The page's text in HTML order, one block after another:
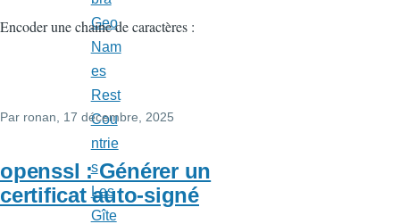
Encoder une chaine de caractères :
Par ronan, 17 décembre, 2025
openssl : Générer un
certificat auto-signé
Geo
Nam
es
Rest
Cou
ntrie
s
Les
Gîte